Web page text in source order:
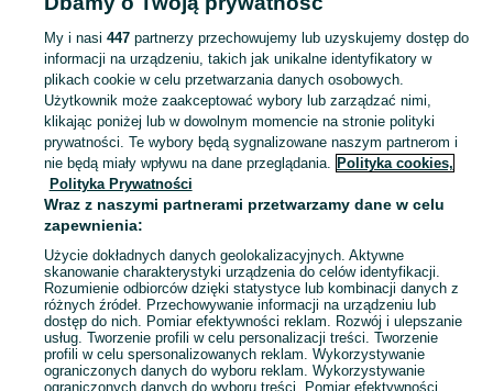
księgowy drabina garaż
Zobacz
Mapa kategorii
Mapa miejscowości
Mapa ministron
Popularne wyszukiwania
My i nasi 447partnerzy przechowujemy lub uzyskujemy dostęp do
informacji na urządzeniu, takich jak unikalne identyfikatory w
plikach cookie w celu przetwarzania danych osobowych.
Użytkownik może zaakceptować wybory lub zarządzać nimi,
klikając poniżej lub w dowolnym momencie na stronie polityki
prywatności. Te wybory będą sygnalizowane naszym partnerom i
nie będą miały wpływu na dane przeglądania. Polityka cookies,
Polityka Prywatności
Wraz z naszymi partnerami przetwarzamy dane w celu
zapewnienia:
Użycie dokładnych danych geolokalizacyjnych. Aktywne
skanowanie charakterystyki urządzenia do celów identyfikacji.
Rozumienie odbiorców dzięki statystyce lub kombinacji danych z
różnych źródeł. Przechowywanie informacji na urządzeniu lub
dostęp do nich. Pomiar efektywności reklam. Rozwój i ulepszanie
usług. Tworzenie profili w celu personalizacji treści. Tworzenie
profili w celu spersonalizowanych reklam. Wykorzystywanie
ograniczonych danych do wyboru reklam. Wykorzystywanie
ograniczonych danych do wyboru treści. Pomiar efektywności